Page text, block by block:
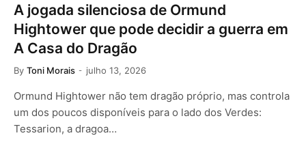
A jogada silenciosa de Ormund
Hightower que pode decidir a guerra em
A Casa do Dragão
By Toni Morais julho 13, 2026
Ormund Hightower não tem dragão próprio, mas controla
um dos poucos disponíveis para o lado dos Verdes:
Tessarion, a dragoa…